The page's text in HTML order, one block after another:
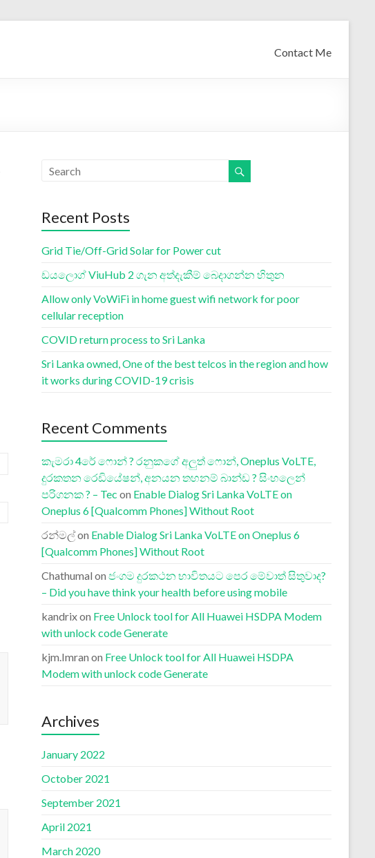
Contact Me
Recent Posts
Grid Tie/Off-Grid Solar for Power cut
ඩයලොග් ViuHub 2 ගැන අත්දැකීම් බෙදාගන්න හිතුන
Allow only VoWiFi in home guest wifi network for poor
cellular reception
COVID return process to Sri Lanka
Sri Lanka owned, One of the best telcos in the region and how
it works during COVID-19 crisis
Recent Comments
කැමරා 4රේ ෆොන් ? රනුකගේ අලුත් ෆොන්, Oneplus VoLTE,
දුරකතන රෙඩියේෂන්, අනයන තහනම් බාන්ඩ ? සිංහලෙන්
පරිගනක ? – Tec on Enable Dialog Sri Lanka VoLTE on
Oneplus 6 [Qualcomm Phones] Without Root
රන්මල්on Enable Dialog Sri Lanka VoLTE on Oneplus 6
[Qualcomm Phones] Without Root
Chathumal on ජංගම දුරකථන භාවිතයට පෙර මේවාත් සිතුවාද?
– Did you have think your health before using mobile
kandrixon Free Unlock tool for All Huawei HSDPA Modem
with unlock code Generate
kjm.Imran on Free Unlock tool for All Huawei HSDPA
Modem with unlock code Generate
Archives
January 2022
October 2021
September 2021
April 2021
March 2020